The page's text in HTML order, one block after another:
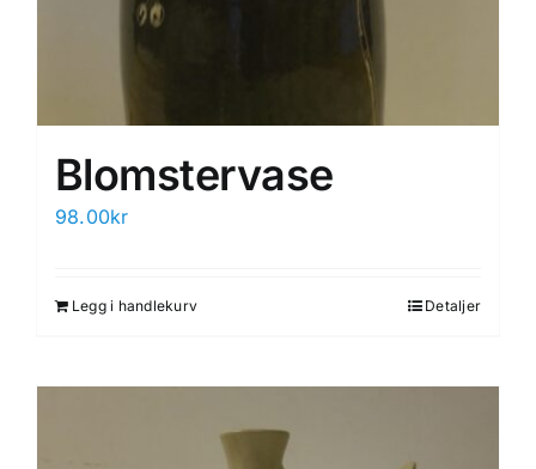
Blomstervase
98.00kr
Legg i handlekurv Detaljer